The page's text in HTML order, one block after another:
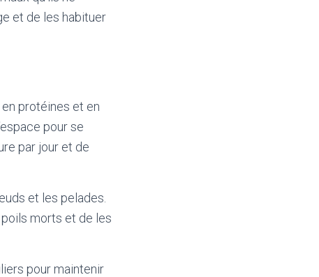
et de les habituer
protéines et en
pour se
par jour et de
et les pelades.
morts et de les
pour maintenir